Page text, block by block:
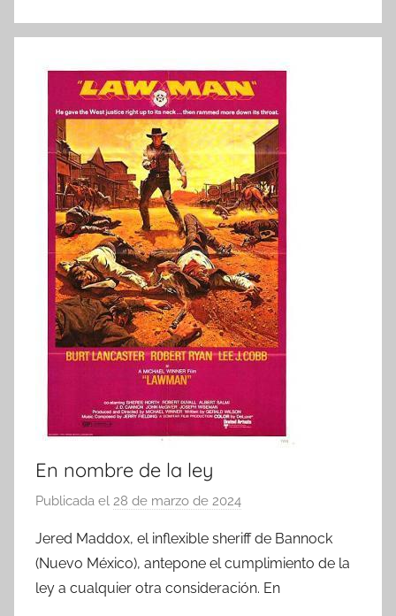
En nombre de la ley
Publicada el 28 de marzo de 2024
r
Jered Maddox, el inflexible sheriff de Bannock
(Nuevo México), antepone el cumplimiento de la
ley a cualquier otra consideración. En